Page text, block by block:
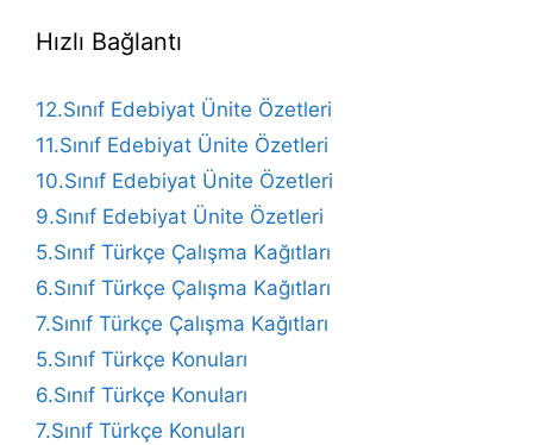
Hızlı Bağlantı
12.Sınıf Edebiyat Ünite Özetleri
11.Sınıf Edebiyat Ünite Özetleri
10.Sınıf Edebiyat Ünite Özetleri
9.Sınıf Edebiyat Ünite Özetleri
5.Sınıf Türkçe Çalışma Kağıtları
6.Sınıf Türkçe Çalışma Kağıtları
7.Sınıf Türkçe Çalışma Kağıtları
5.Sınıf Türkçe Konuları
6.Sınıf Türkçe Konuları
7.Sınıf Türkçe Konuları